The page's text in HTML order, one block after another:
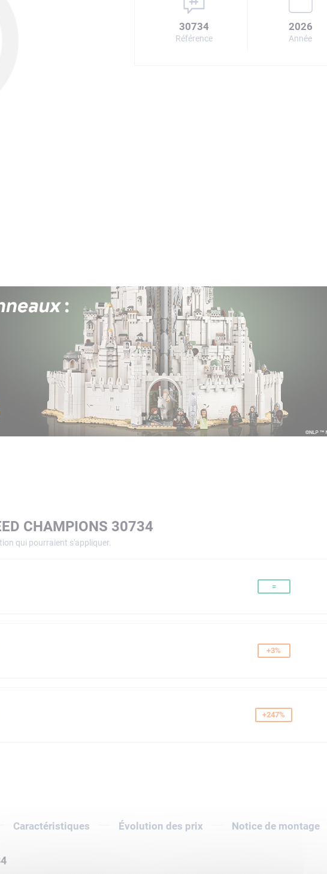
30734
Référence
2026
Année
CHAMPIONS 30734
qui pourraient s'appliquer.
=
+3%
+247%
Caractéristiques Évolution des prix Notice de montage